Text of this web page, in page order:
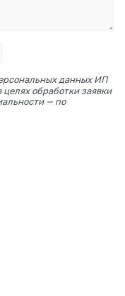
данных ИП
обработки заявки
— по